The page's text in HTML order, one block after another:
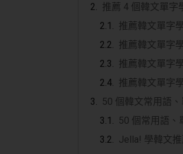
推薦 4 個韓文單字
推薦韓文單字
推薦韓文單字
推薦韓文單字
推薦韓文單字
50 個韓文常用語
50 個常用語、
Jella! 學韓文